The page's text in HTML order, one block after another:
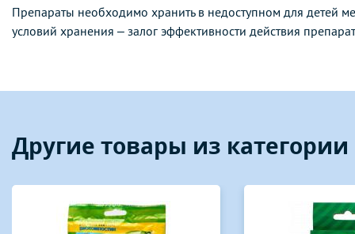
Препараты необходимо хранить в недоступном для детей
условий хранения – залог эффективности действия
Другие товары из